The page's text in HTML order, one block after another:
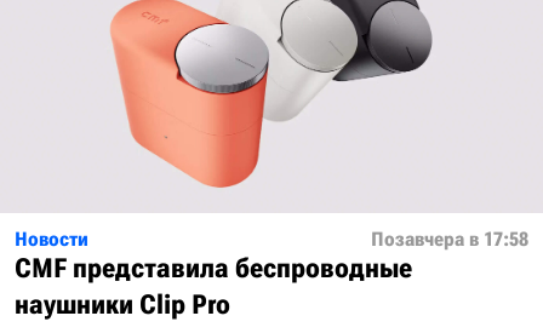
Новости Позавчера в 17:58
CMF представила беспроводные
наушники Clip Pro